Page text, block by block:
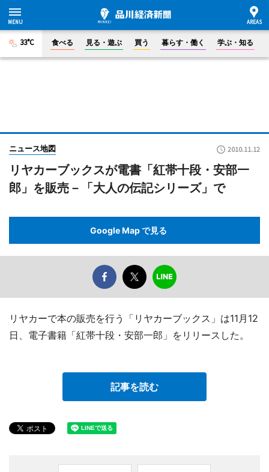
33°C 食べる 見る・遊ぶ 買う 暮らす・働く 学ぶ・知る
ニュース地図 2010.11.12
リヤカーブックスが電書「紅帯十段・安部一
郎」を販売－「大人の伝記シリーズ」で
Google Map で見る
リヤカーで本の販売を行う「リヤカーブックス」は11月12
日、電子書籍「紅帯十段・安部一郎」をリリースした。
記事を読む